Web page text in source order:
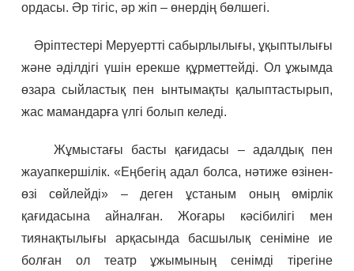
ордасы. Әр тігіс, әр жіп – өнердің бөлшегі.
Әріптестері Меруертті сабырлылығы, ұқыптылығы
және әділдігі үшін ерекше құрметтейді. Ол ұжымда
өзара сыйластық пен ынтымақты қалыптастырып,
жас мамандарға үлгі болып келеді.
Жұмыстағы басты қағидасы – адалдық пен
жауапкершілік. «Еңбегің адал болса, нәтиже өзінен-
өзі сөйлейді» – деген ұстаным оның өмірлік
қағидасына айналған. Жоғары кәсібилігі мен
тиянақтылығы арқасында басшылық сеніміне ие
болған ол театр ұжымының сенімді тірегіне